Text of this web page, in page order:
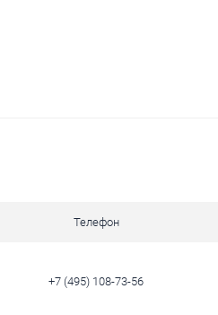
Телефон
+7 (495) 108-73-56